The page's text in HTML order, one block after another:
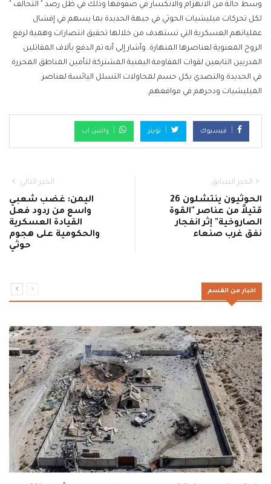
وسط حالة من الانهزام والانكسار في صفوفها وذلك في ظل رصد " التحالف "
لكل تحركات ميليشيات الحوثي في جبهة الحديدة بما يسهم في إفشال
عملياتهم العسكرية التي تستهدف من خلالها تحقيق انتصارات وهمية لرفع
الروح المعنوية لعناصرها المنهارة. وأشار إلى أنه تم الدفع بآلاف المقاتلين
المدربين التابعين لقوات المقاومة اليمنية المشتركة لتأمين المناطق المحررة
في الحديدة والتصدي بكل حسم لمحاولات التسلل اليائسة لعناصر
الميليشيات ودحرهم في مواقعهم.
فيسبوك تويتر واتس اب
الخبر السابق
الحوثيون ينتشلون 26
قتيلاً من عناصر "القوة
الصاروخية" إثر انفجار
نفق غرب صنعاء
الخبر التالي
اليمن: غضب شعبي
واسع من ردود فعل
القيادة العسكرية
والحكومية على هجوم
حوثي
اخبار من القسم